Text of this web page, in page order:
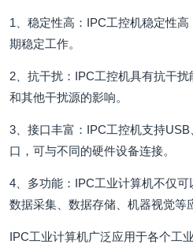
1、稳定性高：IPC工控机稳定性
期稳定工作。
2、抗干扰：IPC工控机具有抗干
和其他干扰源的影响。
3、接口丰富：IPC工控机支持
口，可与不同的硬件设备连接。
4、多功能：IPC工业计算机不仅
数据采集、数据存储、机器视觉等
IPC工业计算机广泛应用于各个工